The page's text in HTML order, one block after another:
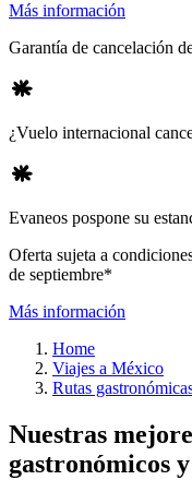
Más información
Garantía de cancelación
¿Vuelo internacional
Evaneos pospone su
Oferta sujeta a
de septiembre*
Más información
Home
Viajes a México
Rutas
Nuestras
gastronómicos